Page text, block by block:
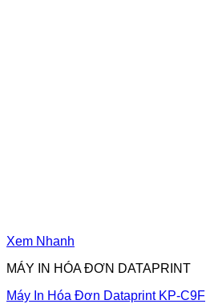
Xem Nhanh
MÁY IN HÓA ĐƠN DATAPRINT
Máy In Hóa Đơn Dataprint KP-C9F